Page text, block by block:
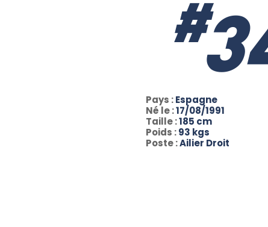
#
Pays :Espagne
Né le :17/08/1991
Taille :185 cm
Poids :93 kgs
Poste :Ailier Droit